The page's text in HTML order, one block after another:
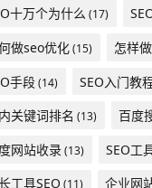
十万个为什么 (17)
做seo优化(15) 怎样
手段(14) SEO入门教
关键词排名 (13) 百度
网站收录(13) SEO工
工具SEO (11) 企业网